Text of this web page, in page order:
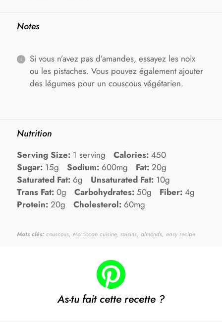
Notes
Si vous n’avez pas d’amandes, essayez les noix
ou les pistaches. Vous pouvez également ajouter
des légumes pour un couscous végétarien.
Nutrition
Serving Size: 1 serving Calories: 450
Sugar: 15g Sodium: 600mg Fat: 20g
Saturated Fat: 6g Unsaturated Fat: 10g
Trans Fat: 0g Carbohydrates: 50g Fiber: 4g
Protein: 20g Cholesterol: 60mg
Mots clés: couscous, Moroccan cuisine, raisins, almonds, easy recipe
As-tu fait cette recette ?